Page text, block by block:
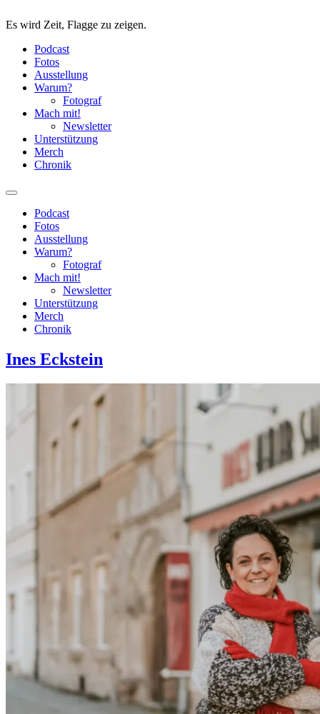
Es wird Zeit, Flagge zu zeigen.
Podcast
Fotos
Ausstellung
Warum?
Fotograf
Mach mit!
Newsletter
Unterstützung
Merch
Chronik
Podcast
Fotos
Ausstellung
Warum?
Fotograf
Mach mit!
Newsletter
Unterstützung
Merch
Chronik
Ines Eckstein